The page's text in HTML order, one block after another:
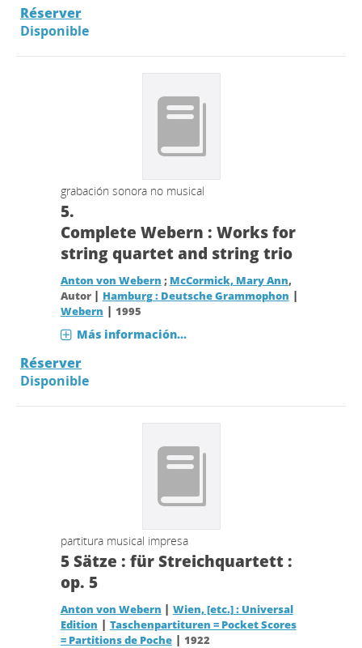
Réserver
Disponible
grabación sonora no musical
5.
Complete Webern : Works for
string quartet and string trio
Anton von Webern ; McCormick, Mary Ann,
Autor | Hamburg : Deutsche Grammophon |
Webern | 1995
Más información...
Réserver
Disponible
partitura musical impresa
5 Sätze : für Streichquartett :
op. 5
Anton von Webern | Wien, [etc.] : Universal
Edition | Taschenpartituren = Pocket Scores
= Partitions de Poche| 1922